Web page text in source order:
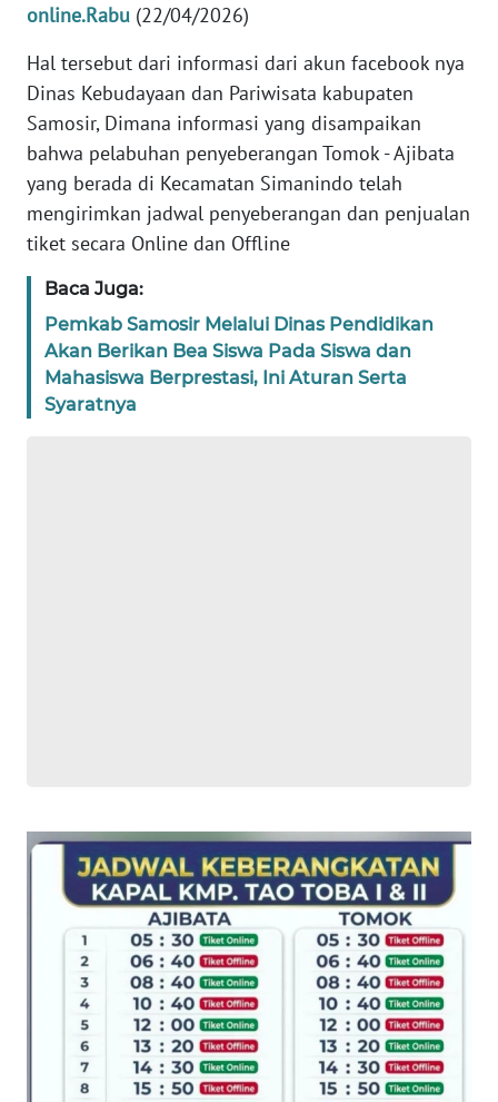
online.Rabu (22/04/2026)
Hal tersebut dari informasi dari akun facebook nya
Dinas Kebudayaan dan Pariwisata kabupaten
Samosir, Dimana informasi yang disampaikan
bahwa pelabuhan penyeberangan Tomok - Ajibata
yang berada di Kecamatan Simanindo telah
mengirimkan jadwal penyeberangan dan penjualan
tiket secara Online dan Offline
Baca Juga:
Pemkab Samosir Melalui Dinas Pendidikan
Akan Berikan Bea Siswa Pada Siswa dan
Mahasiswa Berprestasi, Ini Aturan Serta
Syaratnya
WN
WN
JABAR
WN
BANTEN
NTT
WN
KEPRI
WN
SULTRA
WN
SULTENG